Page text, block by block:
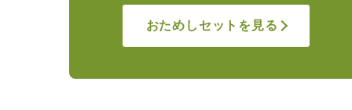
おためしセットを見る